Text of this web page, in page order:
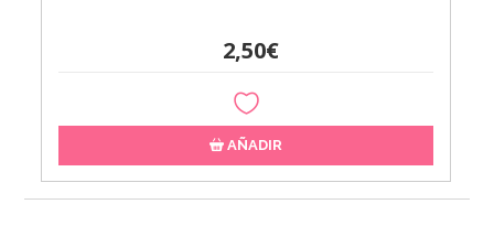
2,50€
AÑADIR